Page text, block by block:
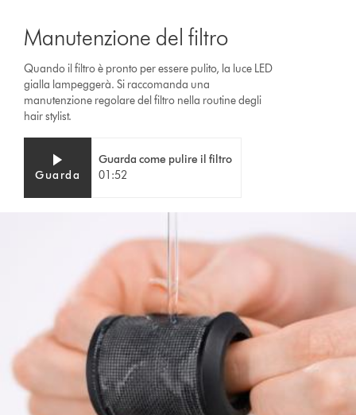
Manutenzione del filtro
Quando il filtro è pronto per essere pulito, la luce LED
gialla lampeggerà. Si raccomanda una
manutenzione regolare del filtro nella routine degli
hair stylist.
Transcript
trascrizione
video
Guarda
Guarda come pulire il filtro
01:52